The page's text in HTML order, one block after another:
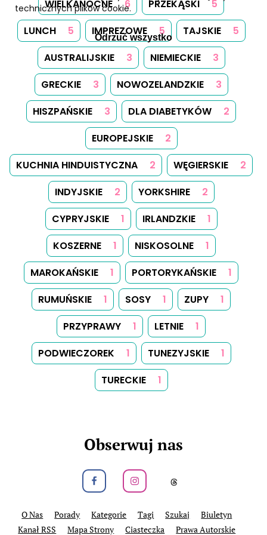
WIELKANOCNE
6 PRZEKĄSKI
5
LUNCH
5 IMPREZOWE 5 TAJSKIE
5
AUSTRALIJSKIE
3 NIEMIECKIE
3
GRECKIE
3 NOWOZELANDZKIE
3
HISZPAŃSKIE
3 DLA DIABETYKÓW
2
EUROPEJSKIE
2
KUCHNIA HINDUISTYCZNA
2 WĘGIERSKIE
2
INDYJSKIE
2 YORKSHIRE
2
CYPRYJSKIE
1 IRLANDZKIE
1
KOSZERNE
1 NISKOSOLNE
1
MAROKAŃSKIE
1 PORTORYKAŃSKIE
1
RUMUŃSKIE
1 SOSY 1 ZUPY
1
PRZYPRAWY
1 LETNIE
1
PODWIECZOREK
1 TUNEZYJSKIE
1
TURECKIE
1
Obserwuj nas
O Nas Porady Kategorie Tagi Szukaj
Biuletyn
Kanał RSS
Mapa Strony Ciasteczka Prawa Autorskie
technicznych plików cookie.
Odrzuć wszystko